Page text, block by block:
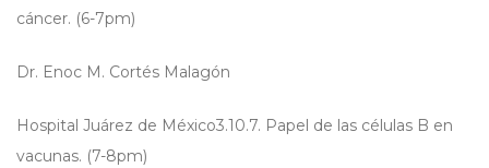
cáncer. (6-7pm)
Dr. Enoc M. Cortés Malagón
Hospital Juárez de México3.10.7. Papel de las células B en
vacunas. (7-8pm)